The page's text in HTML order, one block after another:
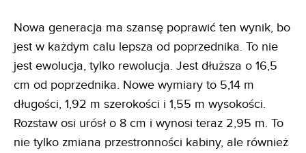
Nowa generacja ma szansę poprawić ten wynik, bo
jest w każdym calu lepsza od poprzednika. To nie
jest ewolucja, tylko rewolucja. Jest dłuższa o 16,5
cm od poprzednika. Nowe wymiary to 5,14 m
długości, 1,92 m szerokości i 1,55 m wysokości.
Rozstaw osi urósł o 8 cm i wynosi teraz 2,95 m. To
nie tylko zmiana przestronności kabiny, ale również